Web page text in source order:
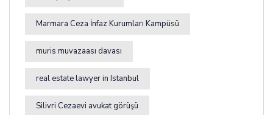
Marmara Ceza İnfaz Kurumları Kampüsü
muris muvazaası davası
real estate lawyer in Istanbul
Silivri Cezaevi avukat görüşü